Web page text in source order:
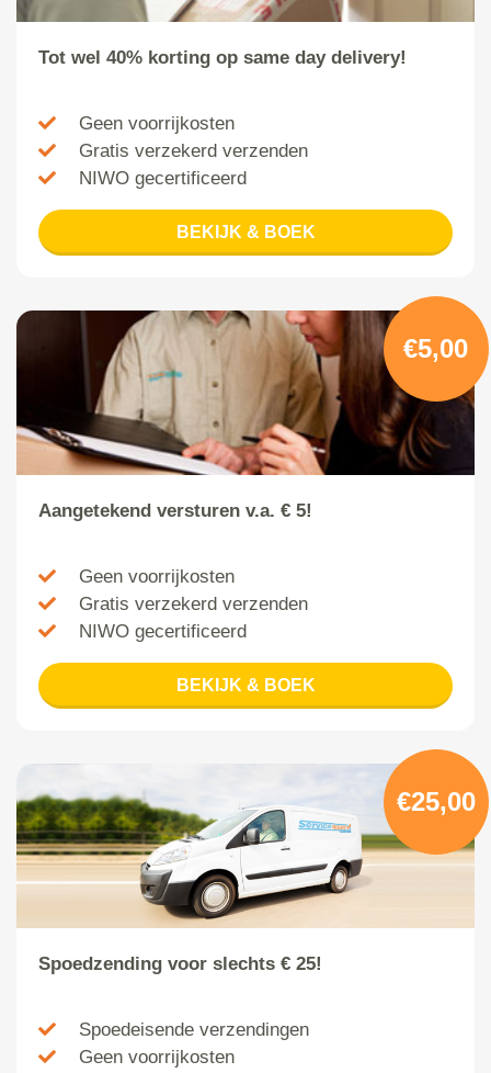
Tot wel 40% korting op same day delivery!
Geen voorrijkosten
Gratis verzekerd verzenden
NIWO gecertificeerd
BEKIJK & BOEK
€5,00
Aangetekend versturen v.a. € 5!
Geen voorrijkosten
Gratis verzekerd verzenden
NIWO gecertificeerd
BEKIJK & BOEK
€25,00
Spoedzending voor slechts € 25!
Spoedeisende verzendingen
Geen voorrijkosten